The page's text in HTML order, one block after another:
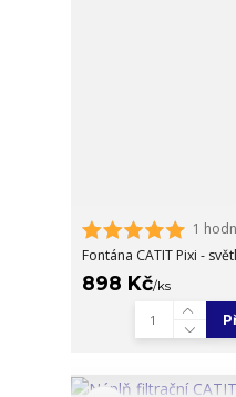
1
Fontána CATIT Pixi -
898 Kč/ks